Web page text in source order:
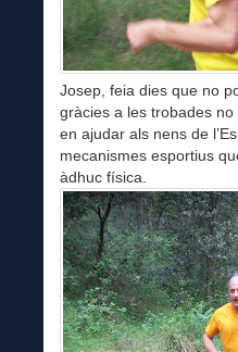
Josep, feia dies que no
gràcies a les trobades
en ajudar als nens de
mecanismes esportius
àdhuc física.